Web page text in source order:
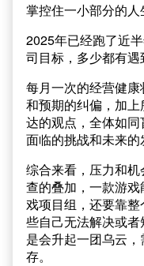
掌控住一小部分的人
2025年已经跑了近
司目标，多少都有遇
每月一次的经营健
和预期的纠偏，加
达的观点，全体如
面临的挑战和未来的
综合来看，压力和
查的叠加，一款游
戏项目组，还要靠
些自己无法解决或
是会升起一团乌云
存。